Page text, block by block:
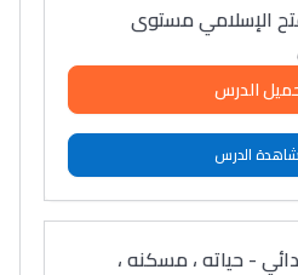
الإسلامي مستوى
الدرس
الدرس
- حياته ، مسكنه ،